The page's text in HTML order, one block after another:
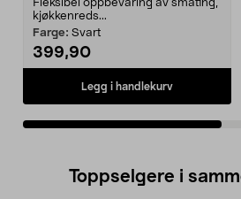
Fleksibel oppbevaring av småting,
kjøkkenreds...
Farge: Svart
399,90
Legg i handlekurv
Toppselgere i